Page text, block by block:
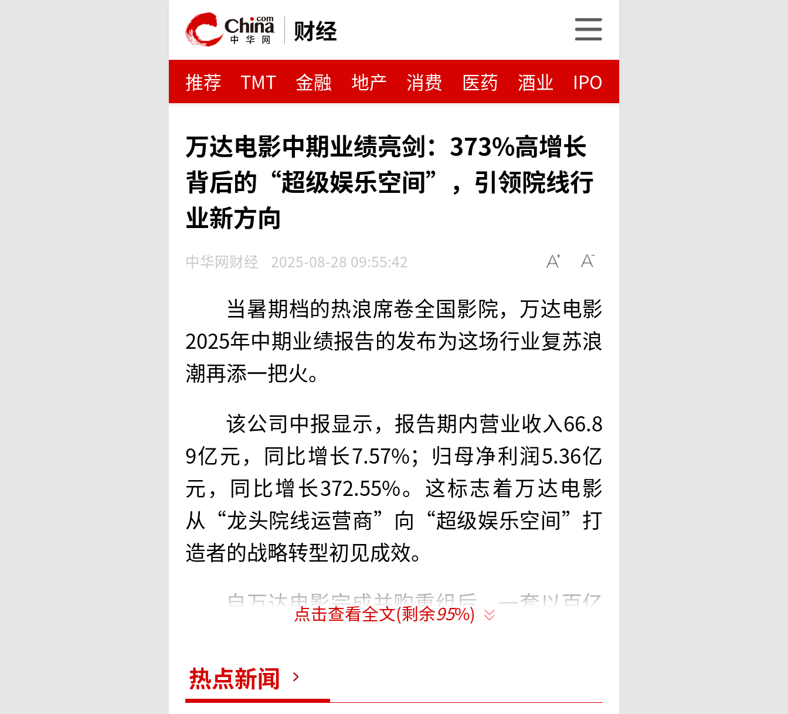
财经
推荐 TMT 金融 地产 消费 医药 酒业 IPO
万达电影中期业绩亮剑：373%高增长
背后的“超级娱乐空间”，引领院线行
业新方向
中华网财经 2025-08-28 09:55:42
当暑期档的热浪席卷全国影院，万达电影
2025年中期业绩报告的发布为这场行业复苏浪
潮再添一把火。
该公司中报显示，报告期内营业收入66.8
9亿元，同比增长7.57%；归母净利润5.36亿
元，同比增长372.55%。这标志着万达电影
从“龙头院线运营商”向“超级娱乐空间”打
造者的战略转型初见成效。
自万达电影完成并购重组后，一套以百亿
司，带来了一系列让整个市场为之一振的新解
法。今年6月16日，万达电影举办战略发布
点击查看全文(剩余95%)
热点新闻